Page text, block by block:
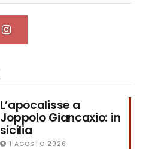
L’apocalisse a
Joppolo Giancaxio: in
sicilia
1 AGOSTO 2026